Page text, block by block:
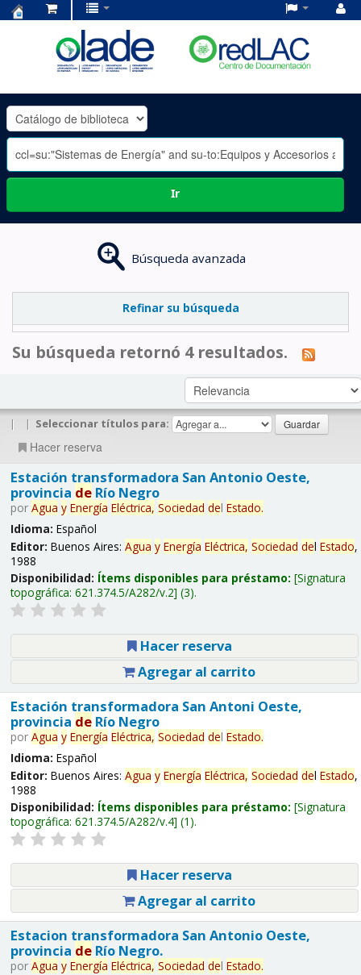
OLADE
-
Ir
Búsqueda avanzada
Refinar su búsqueda
Su búsqueda retornó 4 resultados.
| | Seleccionar títulos para:
Hacer reserva
Estación transformadora San Antonio Oeste,
provincia deRío Negro
por Agua y Energía Eléctrica, Sociedad del Estado.
Idioma: Español
Editor: Buenos Aires: Agua y Energía Eléctrica, Sociedad del Estado,
1988
Disponibilidad: Ítems disponibles para préstamo: Signatura
topográfica: 621.374.5/A282/v.2 (3).
Hacer reserva
Agregar al carrito
Estación transformadora San Antoni Oeste,
provincia deRío Negro
por Agua y Energía Eléctrica, Sociedad del Estado.
Idioma: Español
Editor: Buenos Aires: Agua y Energía Eléctrica, Sociedad del Estado,
1988
Disponibilidad: Ítems disponibles para préstamo: Signatura
topográfica: 621.374.5/A282/v.4 (1).
Hacer reserva
Agregar al carrito
Estacion transformadora San Antonio Oeste,
provincia deRío Negro.
por Agua y Energía Eléctrica, Sociedad del Estado.